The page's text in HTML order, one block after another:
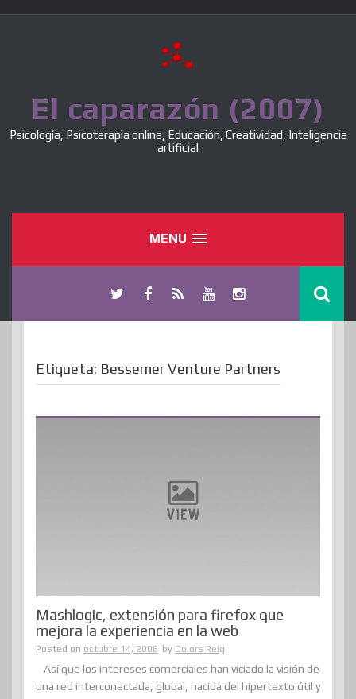
El caparazón (2007)
Psicología, Psicoterapia online, Educación, Creatividad, Inteligencia
artificial
MENU
Etiqueta: Bessemer Venture Partners
Mashlogic, extensión para firefox que
mejora la experiencia en la web
Posted on octubre 14, 2008 by Dolors Reig
Así que los intereses comerciales han viciado la visión de
una red interconectada, global, nacida del hipertexto útil y